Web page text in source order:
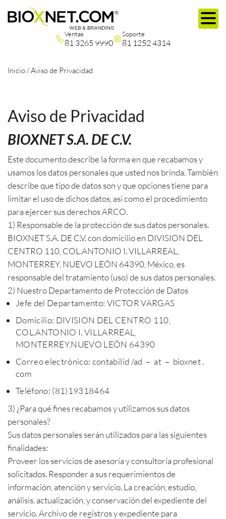
Ventas
81 3265 9990
Soporte
81 1252 4314
Inicio /Aviso de Privacidad
Aviso de Privacidad
BIOXNET S.A. DE C.V.
Este documento describe la forma en que recabamos y
usamos los datos personales que usted nos brinda. También
describe que tipo de datos son y que opciones tiene para
limitar el uso de dichos datos, así como el procedimiento
para ejercer sus derechos ARCO.
1) Responsable de la protección de sus datos personales.
BIOXNET S.A. DE C.V. con domicilio en DIVISION DEL
CENTRO 110, COL.ANTONIO I. VILLARREAL,
MONTERREY, NUEVO LEÓN 64390, México, es
responsable del tratamiento (uso) de sus datos personales.
2) Nuestro Departamento de Protección de Datos
Jefe del Departamento: VICTOR VARGAS
Domicilio: DIVISION DEL CENTRO 110,
COL.ANTONIO I. VILLARREAL,
MONTERREY,NUEVO LEÓN 64390
Correo electrónico: contabilid /ad – at – bioxnet .
com
Teléfono: (81)19318464
3) ¿Para qué fines recabamos y utilizamos sus datos
personales?
Sus datos personales serán utilizados para las siguientes
finalidades:
Proveer los servicios de asesoría y consultoría profesional
solicitados. Responder a sus requerimientos de
información, atención y servicio. La creación, estudio,
análisis, actualización, y conservación del expediente del
servicio. Archivo de registros y expediente para